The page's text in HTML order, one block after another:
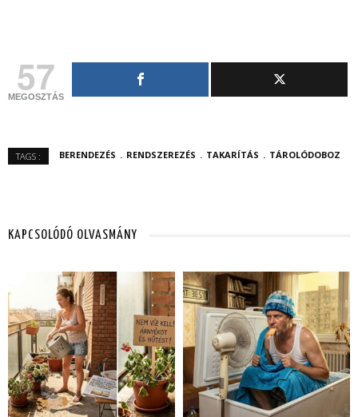
57
MEGOSZTÁS
TAGS : BERENDEZÉS RENDSZEREZÉS TAKARÍTÁS TÁROLÓDOBOZ
KAPCSOLÓDÓ OLVASMÁNY